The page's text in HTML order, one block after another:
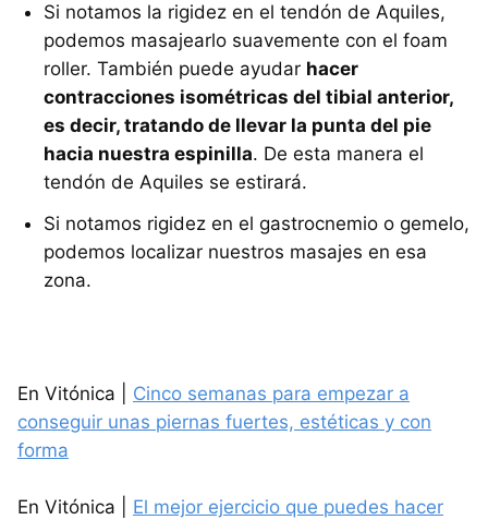
Si notamos la rigidez en el tendón de Aquiles,
podemos masajearlo suavemente con el foam
roller. También puede ayudar hacer
contracciones isométricas del tibial anterior,
es decir, tratando de llevar la punta del pie
hacia nuestra espinilla. De esta manera el
tendón de Aquiles se estirará.
Si notamos rigidez en el gastrocnemio o gemelo,
podemos localizar nuestros masajes en esa
zona.
En Vitónica | Cinco semanas para empezar a
conseguir unas piernas fuertes, estéticas y con
forma
En Vitónica | El mejor ejercicio que puedes hacer